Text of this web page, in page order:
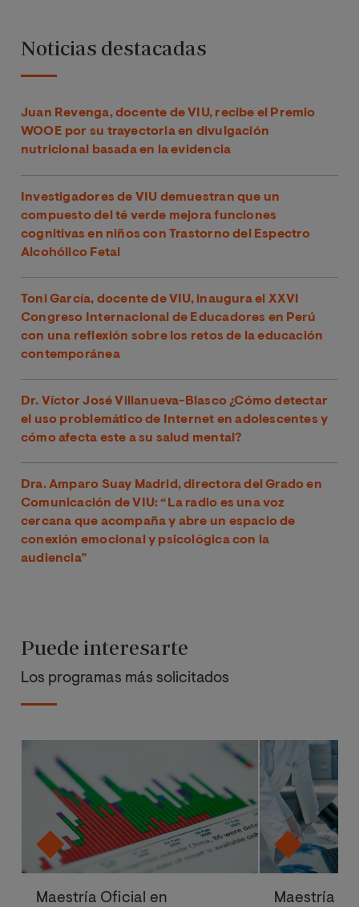
Noticias destacadas
Juan Revenga, docente de VIU, recibe el Premio
WOOE por su trayectoria en divulgación
nutricional basada en la evidencia
Investigadores de VIU demuestran que un
compuesto del té verde mejora funciones
cognitivas en niños con Trastorno del Espectro
Alcohólico Fetal
Toni García, docente de VIU, inaugura el XXVI
Congreso Internacional de Educadores en Perú
con una reflexión sobre los retos de la educación
contemporánea
Dr. Víctor José Villanueva-Blasco ¿Cómo detectar
el uso problemático de Internet en adolescentes y
cómo afecta este a su salud mental?
Dra. Amparo Suay Madrid, directora del Grado en
Comunicación de VIU: “La radio es una voz
cercana que acompaña y abre un espacio de
conexión emocional y psicológica con la
audiencia”
Puede interesarte
Los programas más solicitados
Maestría Oficial en
Maestría